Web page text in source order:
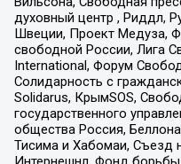
духовный центр , Риддл,
Швеции, Проект Медуза,
свободной России, Лига
International, Форум
Солидарность с
Solidarus, КрымSOS,
государственного
общества Россия,
Тисима и Хабомаи, Съезд